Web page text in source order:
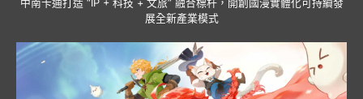
中南卡通打造 “IP + 科技 + 文旅” 融合標杆，開創國漫實體化可持續發
展全新產業模式